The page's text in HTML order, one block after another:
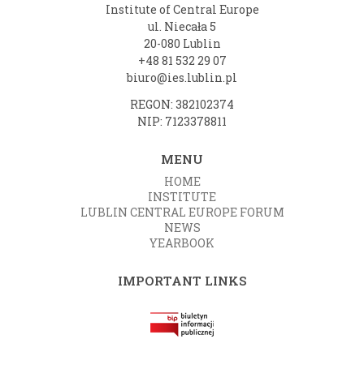
Institute of Central Europe
ul. Niecała 5
20-080 Lublin
+48 81 532 29 07
biuro@ies.lublin.pl
REGON: 382102374
NIP: 7123378811
MENU
HOME
INSTITUTE
LUBLIN CENTRAL EUROPE FORUM
NEWS
YEARBOOK
IMPORTANT LINKS